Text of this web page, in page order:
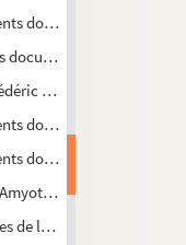
documents :
documents : Manuscrits
- Petite histoire
documents sur l'Abbé
documents sur la
et la musique
de la Cathédrale